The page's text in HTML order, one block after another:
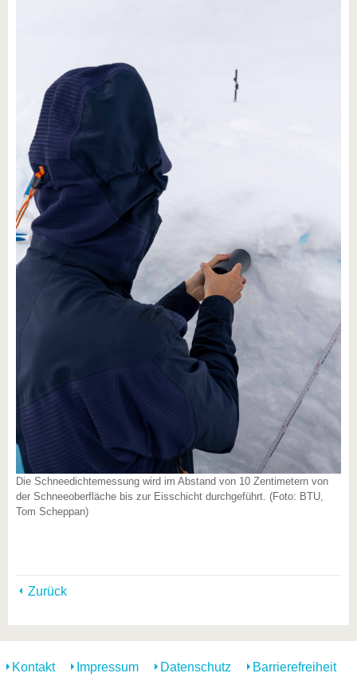
Die Schneedichtemessung wird im Abstand von 10 Zentimetern von
der Schneeoberfläche bis zur Eisschicht durchgeführt. (Foto: BTU,
Tom Scheppan)
Zurück
Kontakt Impressum Datenschutz Barrierefreiheit